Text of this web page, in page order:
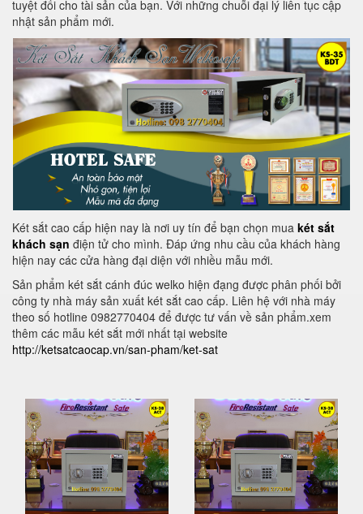
tuyệt đối cho tài sản của bạn. Với những chuỗi đại lý liên tục cập
nhật sản phẩm mới.
Két sắt cao cấp hiện nay là nơi uy tín để bạn chọn mua két sắt
khách sạn điện tử cho mình. Đáp ứng nhu cầu của khách hàng
hiện nay các cửa hàng đại diện với nhiều mẫu mới.
Sản phẩm két sắt cánh đúc welko hiện đạng được phân phối bởi
công ty nhà máy sản xuất két sắt cao cấp. Liên hệ với nhà máy
theo số hotline 0982770404 để được tư vấn về sản phẩm.xem
thêm các mẫu két sắt mới nhất tại website
http://ketsatcaocap.vn/san-pham/ket-sat